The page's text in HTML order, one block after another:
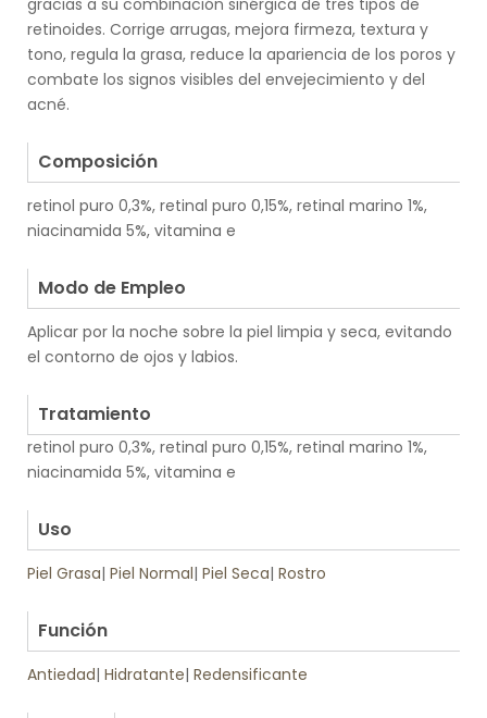
gracias a su combinación sinérgica de tres tipos de
retinoides. Corrige arrugas, mejora firmeza, textura y
tono, regula la grasa, reduce la apariencia de los poros y
combate los signos visibles del envejecimiento y del
acné.
Composición
retinol puro 0,3%, retinal puro 0,15%, retinal marino 1%,
niacinamida 5%, vitamina e
Modo de Empleo
Aplicar por la noche sobre la piel limpia y seca, evitando
el contorno de ojos y labios.
Tratamiento
retinol puro 0,3%, retinal puro 0,15%, retinal marino 1%,
niacinamida 5%, vitamina e
Uso
Piel Grasa| Piel Normal| Piel Seca| Rostro
Función
Antiedad| Hidratante| Redensificante